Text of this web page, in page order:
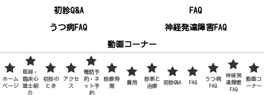
初診Q&A FAQ
うつ病FAQ 神経発達障害FAQ
動画コーナー
© 2020 品川心療内科│少しのお薬と漢方薬・カウンセリング│うつ
不眠 ADHD ASD 学習障害│.
ホーム
ページ
医師・
臨床心
理士紹
介
初診の
とき
アクセ
ス
電話予
約・ネ
ット予
約
診療時
間
費用
診断と
治療
初診Q&A FAQ
うつ病
FAQ
神経発
達障害
FAQ
動画コ
ーナー